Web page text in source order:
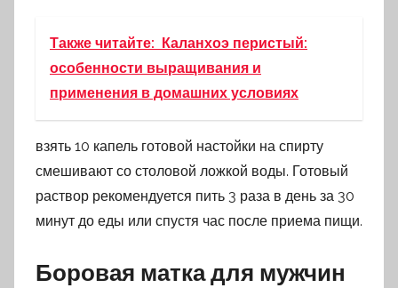
Также читайте:
Каланхоэ перистый:
особенности выращивания и
применения в домашних условиях
взять 10 капель готовой настойки на спирту
смешивают со столовой ложкой воды. Готовый
раствор рекомендуется пить 3 раза в день за 30
минут до еды или спустя час после приема пищи.
Боровая матка для мужчин